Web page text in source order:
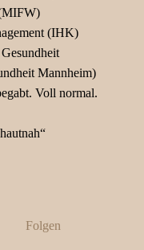
(IHK)
Mannheim)
Voll normal.
Folgen